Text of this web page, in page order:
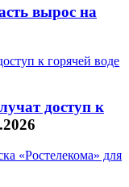
вырос на
доступ к